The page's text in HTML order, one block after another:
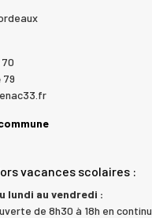
70
79
vacances scolaires :
lundi au vendredi :
de 8h30 à 18h en continu.